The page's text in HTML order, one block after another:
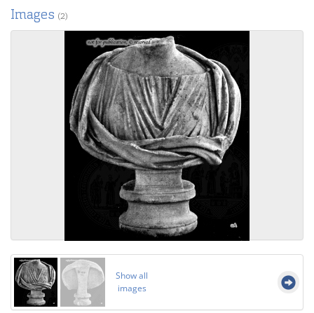
Images (2)
Show all
images